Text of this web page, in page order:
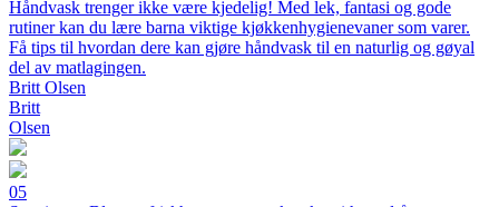
Håndvask trenger ikke være kjedelig! Med lek, fantasi og gode
rutiner kan du lære barna viktige kjøkkenhygienevaner som varer.
Få tips til hvordan dere kan gjøre håndvask til en naturlig og gøyal
del av matlagingen.
Britt Olsen
Britt
Olsen
05